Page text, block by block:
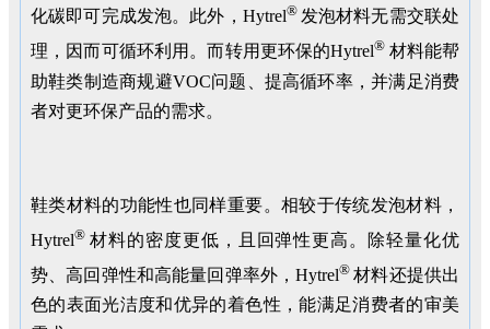
化碳即可完成发泡。此外，Hytrel® 发泡材料无需交联处
理，因而可循环利用。而转用更环保的Hytrel® 材料能帮
助鞋类制造商规避VOC问题、提高循环率，并满足消费
者对更环保产品的需求。
鞋类材料的功能性也同样重要。相较于传统发泡材料，
Hytrel® 材料的密度更低，且回弹性更高。除轻量化优
势、高回弹性和高能量回弹率外，Hytrel®材料还提供出
色的表面光洁度和优异的着色性，能满足消费者的审美